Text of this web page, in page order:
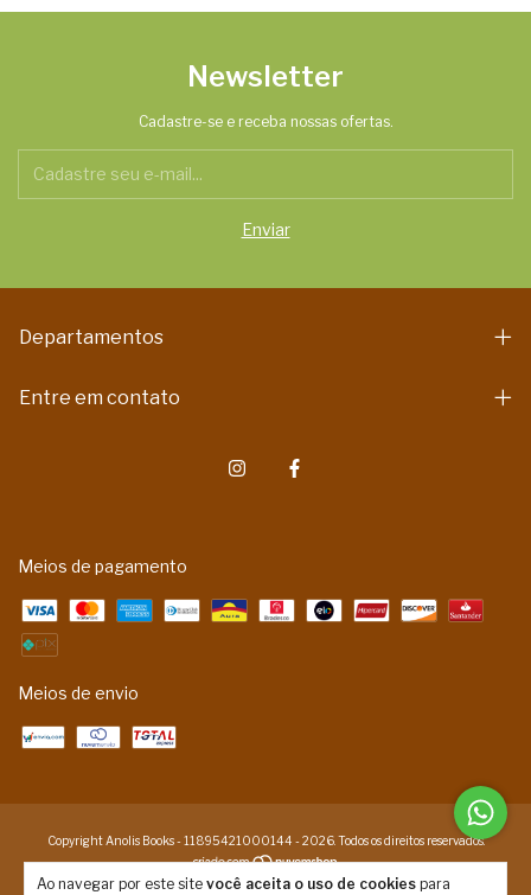
Ao navegar por este site você aceita o uso de cookies para
Newsletter
Cadastre-se e receba nossas ofertas.
Departamentos
Entre em contato
Meios de pagamento
Meios de envio
Copyright Anolis Books - 11895421000144 - 2026. Todos os direitos reservados.